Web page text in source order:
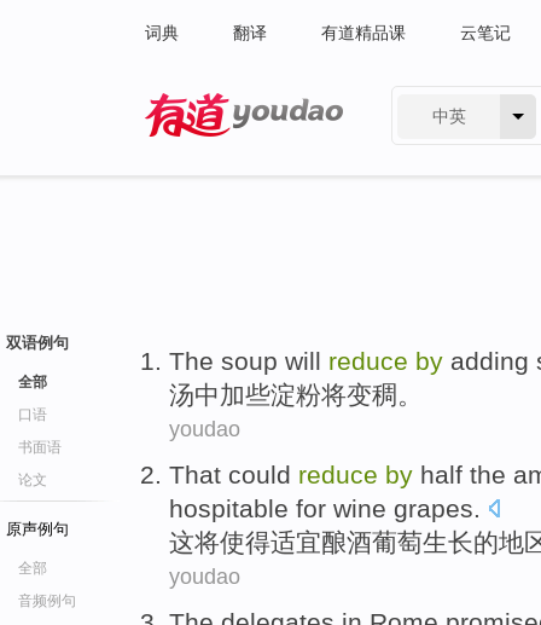
词典 翻译 有道精品课 云笔记
中英
双语例句
全部
口语
书面语
论文
原声例句
全部
音频例句
The soup will reduce by adding
汤中加些淀粉将变稠。
youdao
That could reduce by half the
hospitable for wine grapes.
这将使得适宜酿酒葡萄生长的地
youdao